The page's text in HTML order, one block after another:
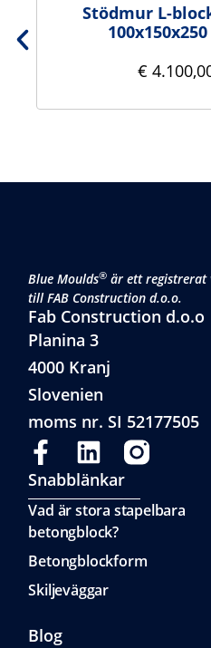
Stödmur L-
€
Blue Moulds® är ett registrerat
till FAB Construction d.o.o.
Fab Construction d.o.o
Planina 3
4000 Kranj
Slovenien
moms nr. SI 52177505
Snabblänkar
Vad är stora stapelbara
betongblock?
Betongblockform
Skiljeväggar
Blog